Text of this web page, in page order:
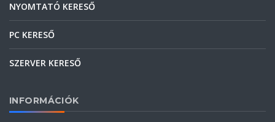
NYOMTATÓ KERESŐ
PC KERESŐ
SZERVER KERESŐ
INFORMÁCIÓK